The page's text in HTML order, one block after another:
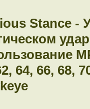
Stance -
64, 66, 68,